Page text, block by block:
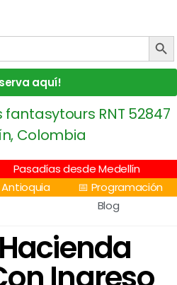
BOTÓN
aquí!
Pasadías desde Medellín
Antioquia
📅 Programación
Blog